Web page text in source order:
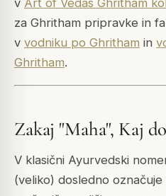
v Art of Vedas Ghritham
za Ghritham pripravke in
v vodniku po Ghritham in
Ghritham.
Zakaj "Maha", Kaj
V klasični Ayurvedski
(veliko) dosledno